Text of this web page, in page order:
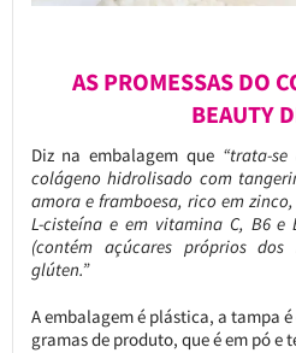
AS PROMESSAS DO
BEAUTY
Diz na embalagem que “trata-
colágeno hidrolisado com
amora e framboesa, rico em
L-cisteína e em vitamina C, B6 e
(contém açúcares próprios
glúten.”
A embalagem é plástica, a tampa
gramas de produto, que é em pó e